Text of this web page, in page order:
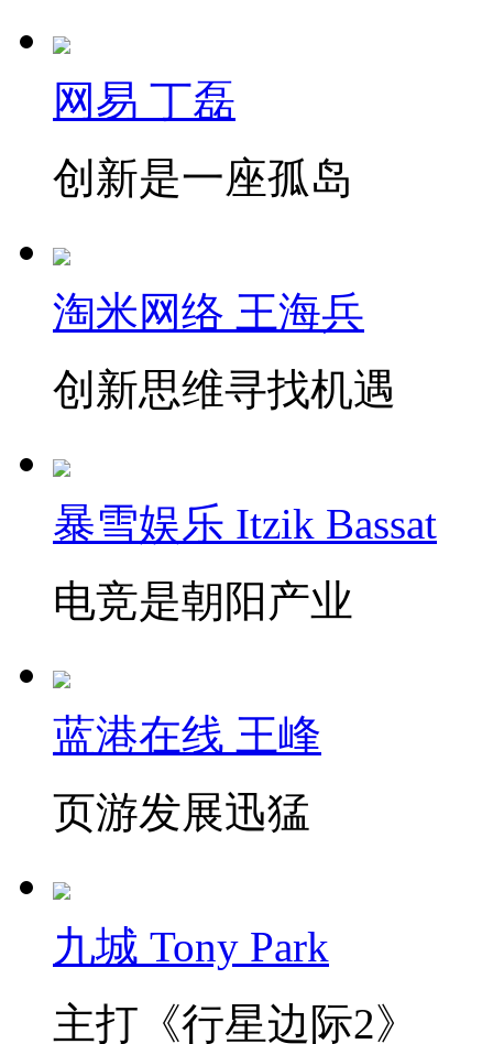
网易 丁磊
创新是一座孤岛
淘米网络 王海兵
创新思维寻找机遇
暴雪娱乐 Itzik Bassat
电竞是朝阳产业
蓝港在线 王峰
页游发展迅猛
九城 Tony Park
主打《行星边际2》